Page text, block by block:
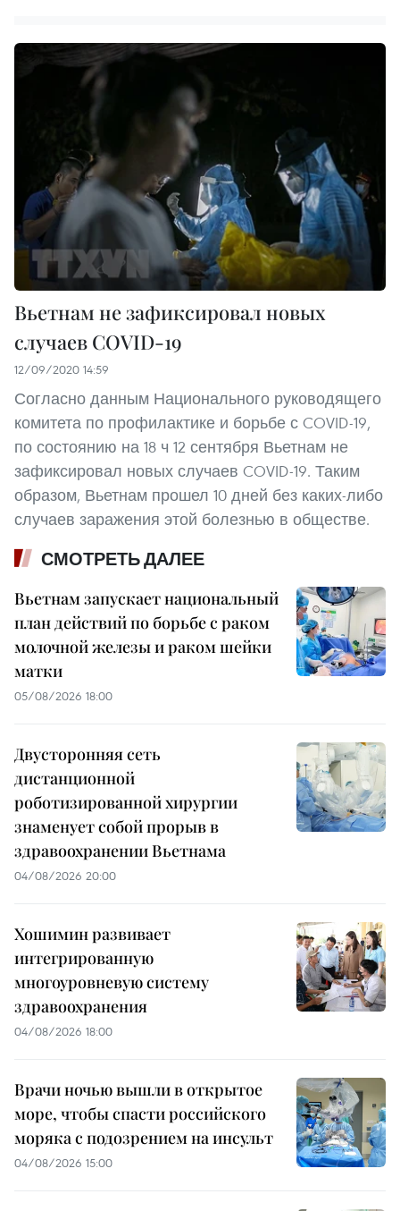
Вьетнам не зафиксировал новых
случаев COVID-19
12/09/2020 14:59
Согласно данным Национального руководящего
комитета по профилактике и борьбе с COVID-19,
по состоянию на 18 ч 12 сентября Вьетнам не
зафиксировал новых случаев COVID-19. Таким
образом, Вьетнам прошел 10 дней без каких-либо
случаев заражения этой болезнью в обществе.
СМОТРЕТЬ ДАЛЕЕ
Вьетнам запускает национальный
план действий по борьбе с раком
молочной железы и раком шейки
матки
05/08/2026 18:00
Двусторонняя сеть
дистанционной
роботизированной хирургии
знаменует собой прорыв в
здравоохранении Вьетнама
04/08/2026 20:00
Хошимин развивает
интегрированную
многоуровневую систему
здравоохранения
04/08/2026 18:00
Врачи ночью вышли в открытое
море, чтобы спасти российского
моряка с подозрением на инсульт
04/08/2026 15:00